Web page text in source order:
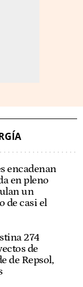
encadenan
en pleno
un
de casi el
274
de
de Repsol,